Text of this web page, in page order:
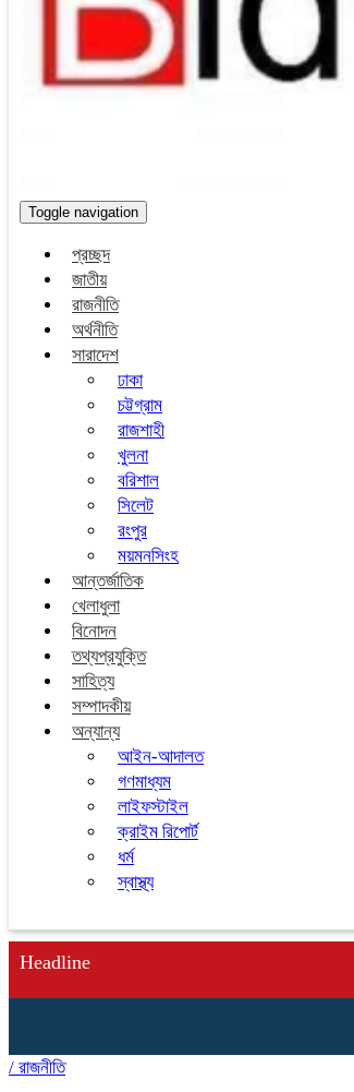
Toggle navigation
প্রচ্ছদ
জাতীয়
রাজনীতি
অর্থনীতি
সারাদেশ
ঢাকা
চট্টগ্রাম
রাজশাহী
খুলনা
বরিশাল
সিলেট
রংপুর
ময়মনসিংহ
আন্তর্জাতিক
খেলাধুলা
বিনোদন
তথ্যপ্রযুক্তি
সাহিত্য
সম্পাদকীয়
অন্যান্য
আইন-আদালত
গণমাধ্যম
লাইফস্টাইল
ক্রাইম রিপোর্ট
ধর্ম
স্বাস্থ্য
Headline
/ রাজনীতি